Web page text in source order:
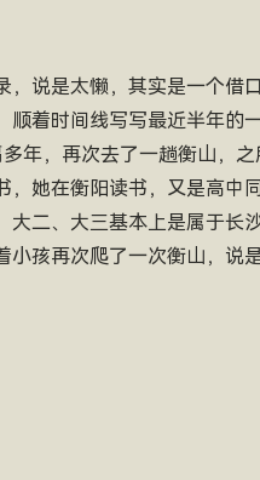
说是太懒，其实是一个借
着时间线写写最近半年的一
年，再次去了一趟衡山，
她在衡阳读书，又是高中
二、大三基本上是属于长
孩再次爬了一次衡山，说